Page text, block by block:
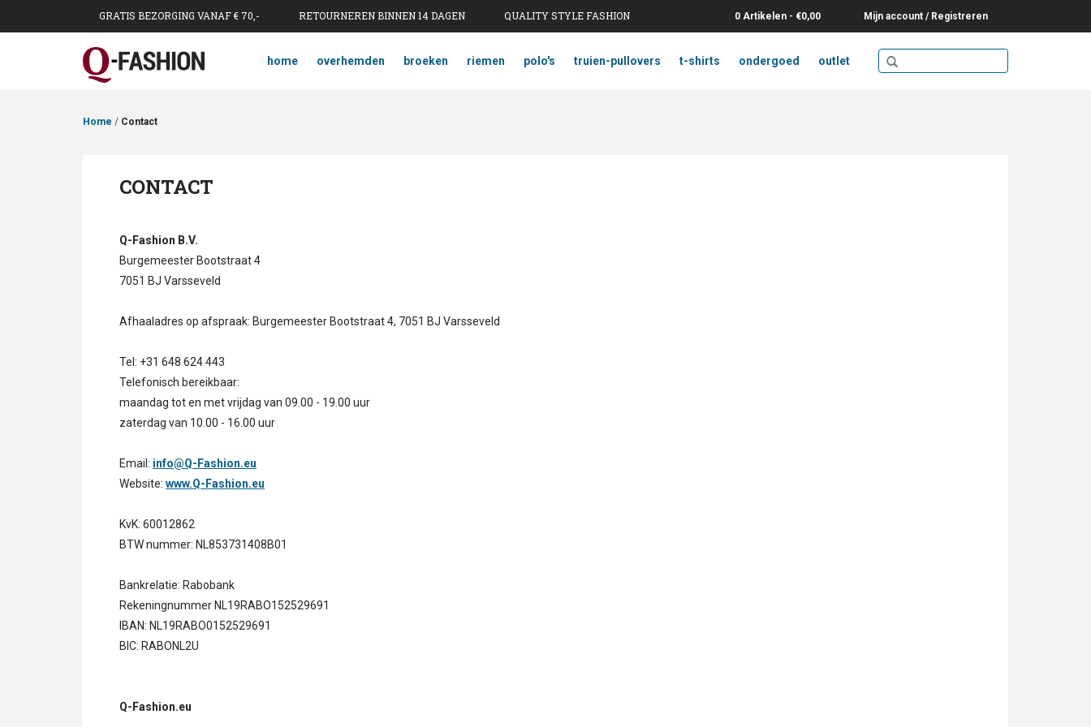
GRATIS BEZORGING VANAF € 70,- RETOURNEREN BINNEN 14 DAGEN QUALITY STYLE FASHION 0 Artikelen - €0,00 Mijn account / Registreren
home overhemden broeken riemen polo's truien-pullovers t-shirts ondergoed outlet
Home / Contact
CONTACT
Q-Fashion B.V.
Burgemeester Bootstraat 4
7051 BJ Varsseveld
Afhaaladres op afspraak: Burgemeester Bootstraat 4, 7051 BJ Varsseveld
Tel: +31 648 624 443
Telefonisch bereikbaar:
maandag tot en met vrijdag van 09.00 - 19.00 uur
zaterdag van 10.00 - 16.00 uur
Email: info@Q-Fashion.eu
Website: www.Q-Fashion.eu
KvK: 60012862
BTW nummer: NL853731408B01
Bankrelatie: Rabobank
Rekeningnummer NL19RABO152529691
IBAN: NL19RABO0152529691
BIC: RABONL2U
Q-Fashion.eu